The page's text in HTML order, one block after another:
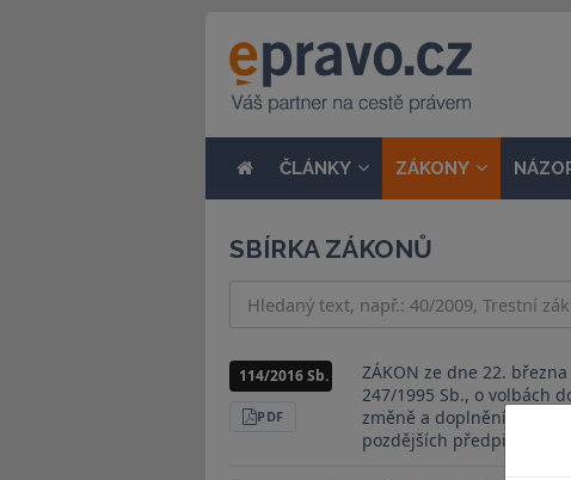
ČLÁNKY ZÁKONY
SBÍRKA ZÁKONŮ
114/2016 Sb.
STÁHNOUT
ZÁKON ze dne 22.
247/1995 Sb., o volbách
změně a doplnění
pozdějších předpisů, a